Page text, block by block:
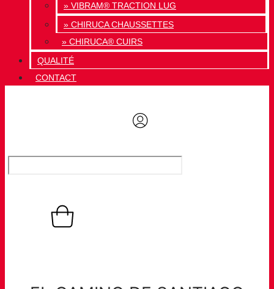
» VIBRAM® TRACTION LUG
» CHIRUCA CHAUSSETTES
» CHIRUCA® CUIRS
QUALITÉ
CONTACT